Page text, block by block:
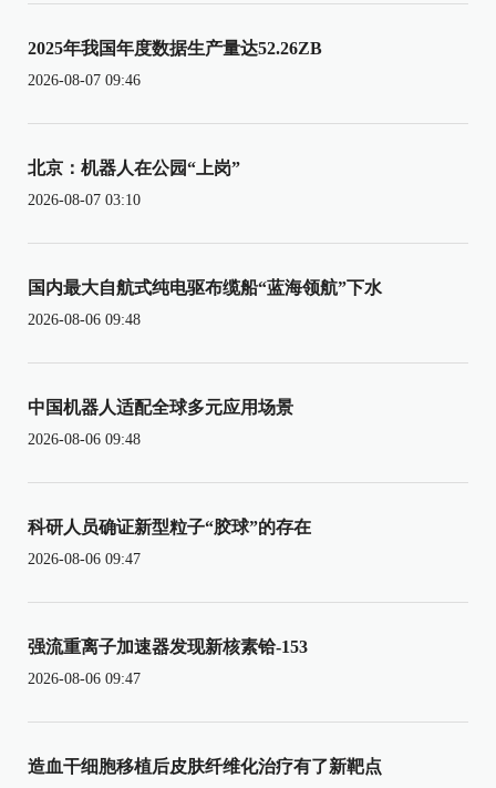
2025年我国年度数据生产量达52.26ZB
2026-08-07 09:46
北京：机器人在公园“上岗”
2026-08-07 03:10
国内最大自航式纯电驱布缆船“蓝海领航”下水
2026-08-06 09:48
中国机器人适配全球多元应用场景
2026-08-06 09:48
科研人员确证新型粒子“胶球”的存在
2026-08-06 09:47
强流重离子加速器发现新核素铪-153
2026-08-06 09:47
造血干细胞移植后皮肤纤维化治疗有了新靶点